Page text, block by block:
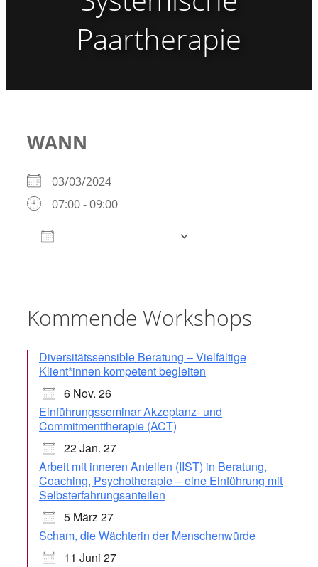
Paartherapie
WANN
03/03/2024
07:00 - 09:00
Kommende Workshops
Diversitätssensible Beratung – Vielfältige
Klient*innen kompetent begleiten
6 Nov. 26
Einführungsseminar Akzeptanz- und
Commitmenttherapie (ACT)
22 Jan. 27
Arbeit mit inneren Anteilen (IIST) in Beratung,
Coaching, Psychotherapie – eine Einführung mit
Selbsterfahrungsanteilen
5 März 27
Scham, die Wächterin der Menschenwürde
11 Juni 27